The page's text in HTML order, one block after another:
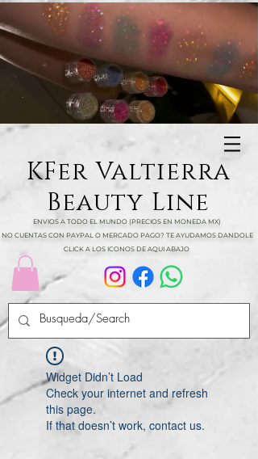
KFer Valtierra
Beauty Line
ENVIOS A TODO EL MUNDO (PRECIOS EN MONEDA MX)
NO CUENTAS CON PAYPAL O MERCADO PAGO? TE AYUDAMOS DANDOLE
CLICK A LOS ICONOS DE AQUI ABAJO
Widget Didn’t Load
Check your internet and refresh
this page.
If that doesn’t work, contact us.